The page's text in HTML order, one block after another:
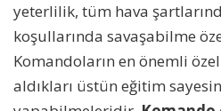
yeterlilik, tüm hava
koşullarında savaşabilme
Komandoların en önemli
aldıkları üstün eğitim